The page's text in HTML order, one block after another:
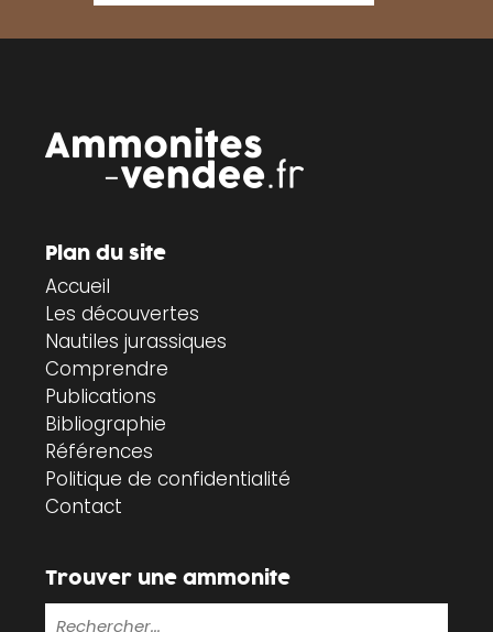
Plan du site
Accueil
Les découvertes
Nautiles jurassiques
Comprendre
Publications
Bibliographie
Références
Politique de confidentialité
Contact
Trouver une ammonite